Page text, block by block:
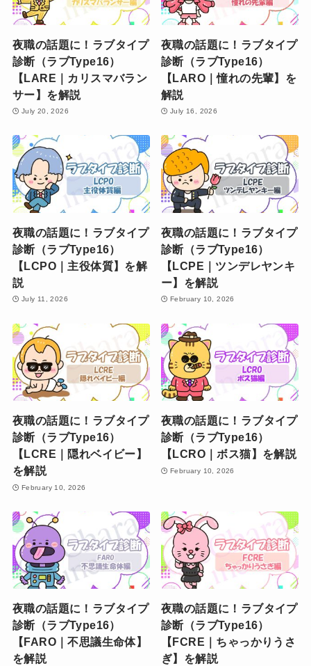
夜職の話題に！ラブタイプ
診断（ラブType16）
【LARE｜カリスマバラン
サー】を解説
July 20, 2026
夜職の話題に！ラブタイプ
診断（ラブType16）
【LARO｜憧れの先輩】を
解説
July 16, 2026
夜職の話題に！ラブタイプ
診断（ラブType16）
【LCPO｜主役体質】を解
説
July 11, 2026
夜職の話題に！ラブタイプ
診断（ラブType16）
【LCPE｜ツンデレヤンキ
ー】を解説
February 10, 2026
夜職の話題に！ラブタイプ
診断（ラブType16）
【LCRE｜隠れベイビー】
を解説
February 10, 2026
夜職の話題に！ラブタイプ
診断（ラブType16）
【LCRO｜ボス猫】を解説
February 10, 2026
夜職の話題に！ラブタイプ
診断（ラブType16）
【FARO｜不思議生命体】
を解説
夜職の話題に！ラブタイプ
診断（ラブType16）
【FCRE｜ちゃっかりうさ
ぎ】を解説